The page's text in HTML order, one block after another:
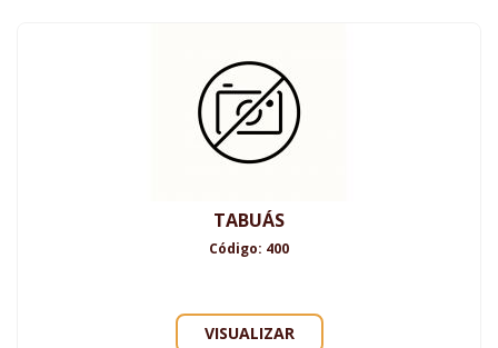
TABUÁS
Código: 400
VISUALIZAR